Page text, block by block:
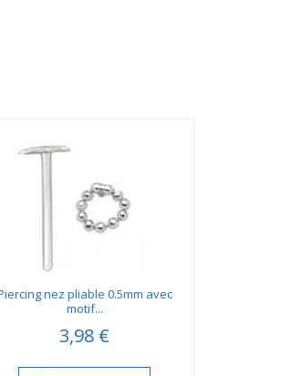
nez pliable 0.5mm avec
motif...
3,98 €